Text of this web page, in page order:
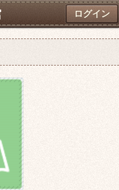
ログイン